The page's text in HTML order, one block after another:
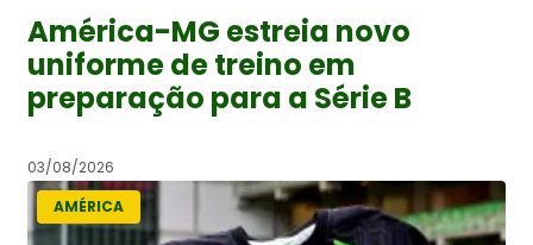
América-MG estreia novo
uniforme de treino em
preparação para a Série B
03/08/2026
AMÉRICA